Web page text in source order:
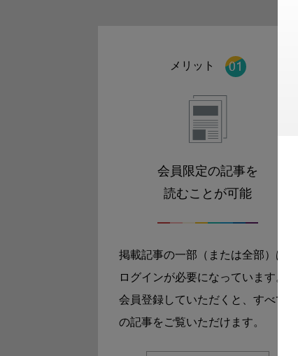
メリット
会員限定の記事を
読むことが可能
掲載記事の一部（または全部）は
ログインが必要になっています。
会員登録していただくと、すべて
の記事をご覧いただけます。